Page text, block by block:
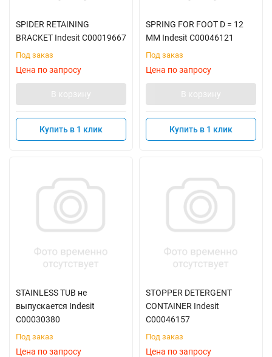
SPIDER RETAINING
BRACKET Indesit C00019667
Под заказ
Цена по запросу
В корзину
Купить в 1 клик
SPRING FOR FOOT D = 12
MM Indesit C00046121
Под заказ
Цена по запросу
В корзину
Купить в 1 клик
STAINLESS TUB не
выпускается Indesit
C00030380
Под заказ
Цена по запросу
STOPPER DETERGENT
CONTAINER Indesit
C00046157
Под заказ
Цена по запросу